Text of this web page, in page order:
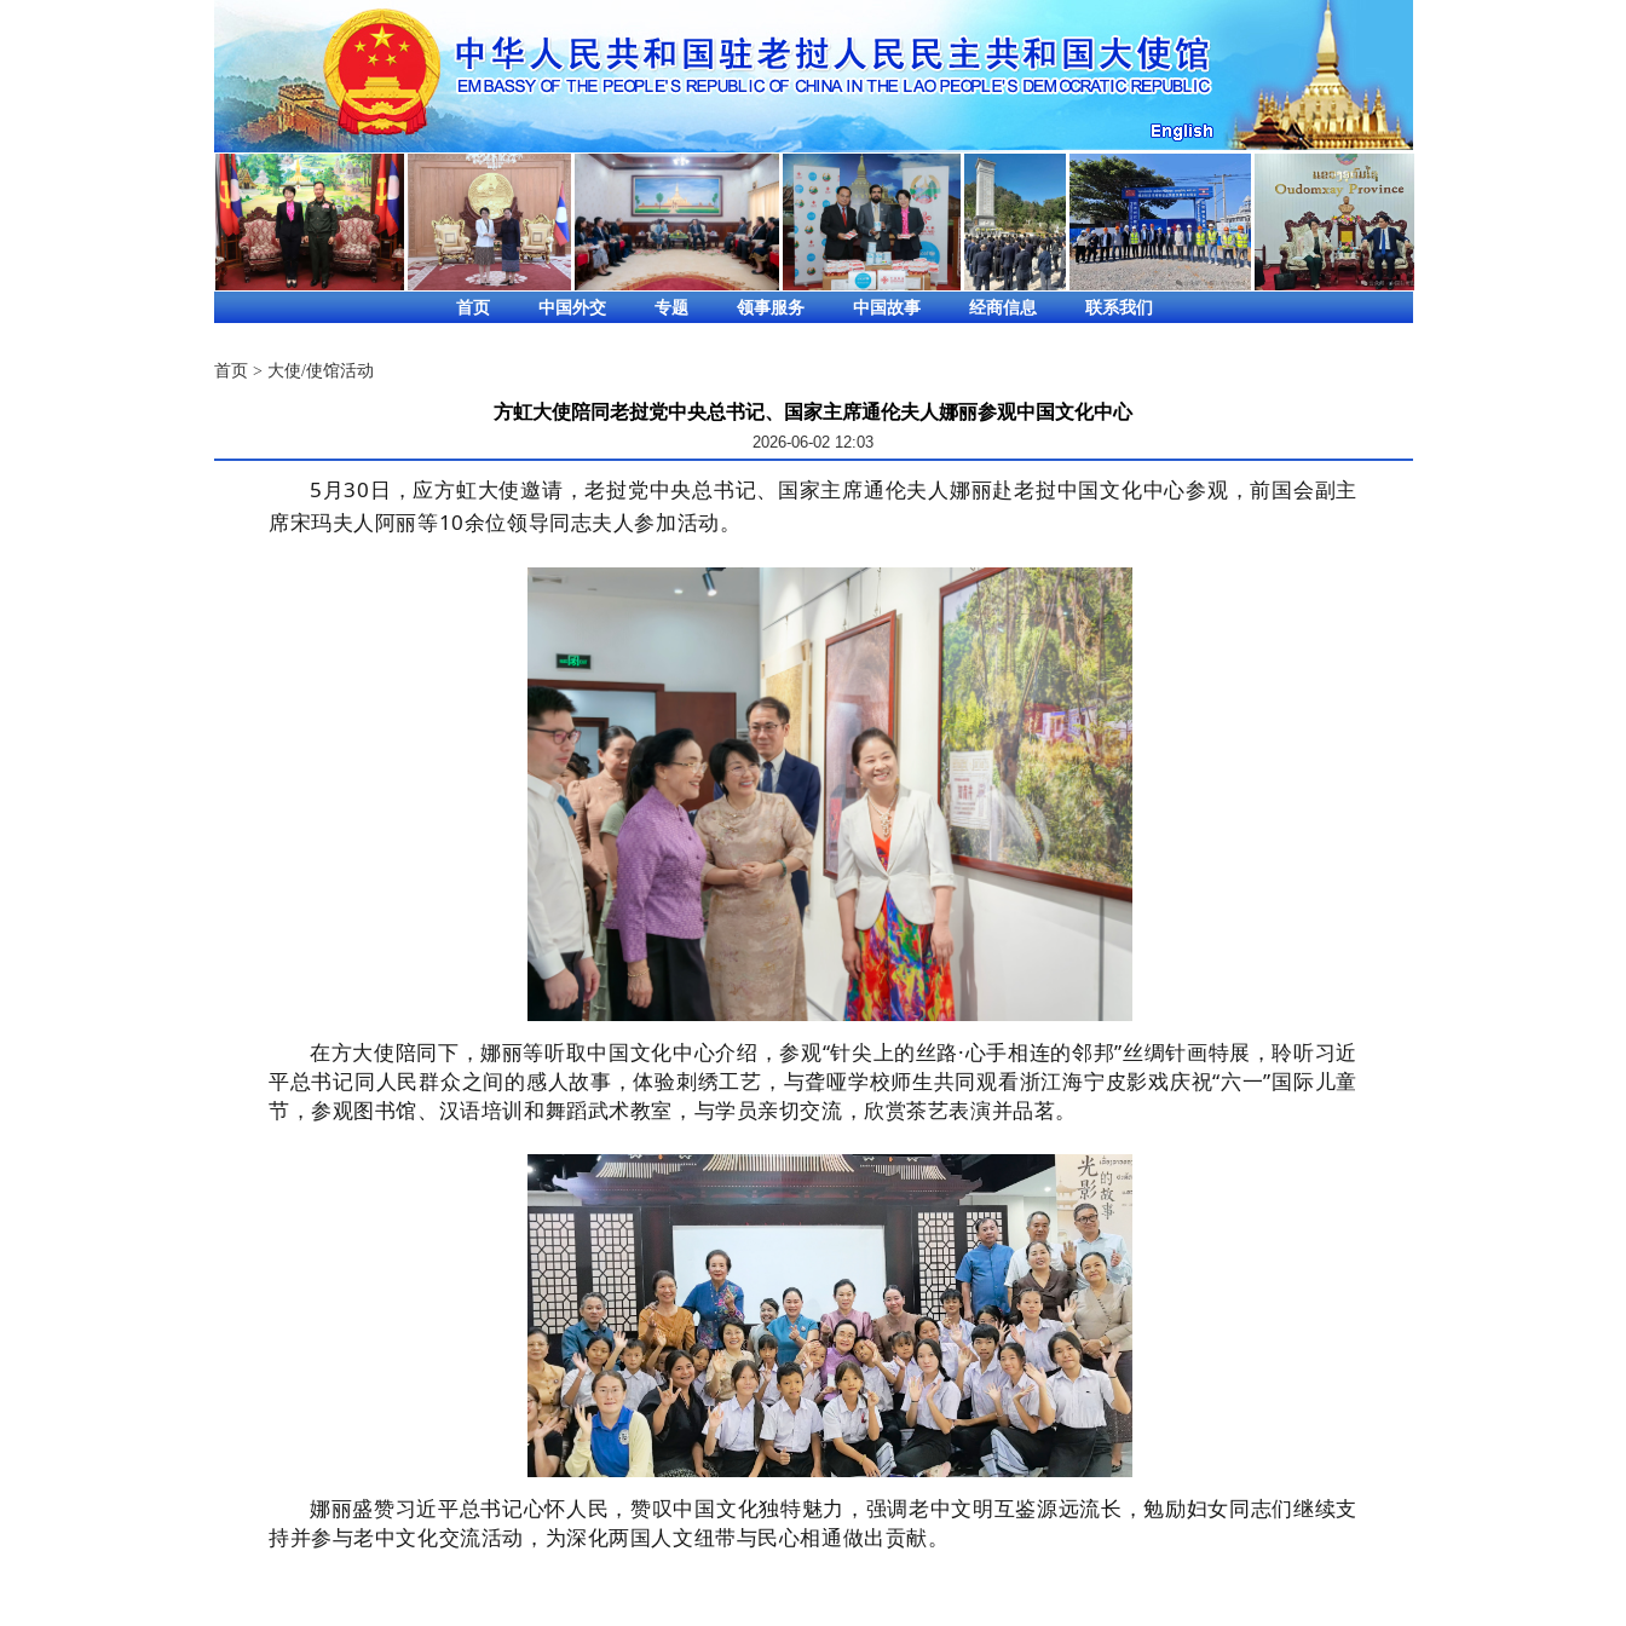
首页 中国外交 专题 领事服务 中国故事 经商信息 联系我们
首页 > 大使/使馆活动
方虹大使陪同老挝党中央总书记、国家主席通伦夫人娜丽参观中国文化中心
2026-06-02 12:03
5月30日，应方虹大使邀请，老挝党中央总书记、国家主席通伦夫人娜丽赴老挝中国文化中心参观，前国会副主
席宋玛夫人阿丽等10余位领导同志夫人参加活动。
在方大使陪同下，娜丽等听取中国文化中心介绍，参观“针尖上的丝路·心手相连的邻邦”丝绸针画特展，聆听习近
平总书记同人民群众之间的感人故事，体验刺绣工艺，与聋哑学校师生共同观看浙江海宁皮影戏庆祝“六一”国际儿童
节，参观图书馆、汉语培训和舞蹈武术教室，与学员亲切交流，欣赏茶艺表演并品茗。
娜丽盛赞习近平总书记心怀人民，赞叹中国文化独特魅力，强调老中文明互鉴源远流长，勉励妇女同志们继续支
持并参与老中文化交流活动，为深化两国人文纽带与民心相通做出贡献。